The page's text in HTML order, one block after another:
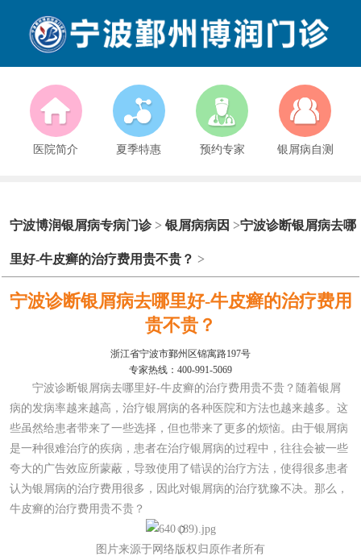
医院简介 夏季特惠 预约专家 银屑病自测
宁波博润银屑病专病门诊 > 银屑病病因 >宁波诊断银屑病去哪
里好-牛皮癣的治疗费用贵不贵？ >
宁波诊断银屑病去哪里好-牛皮癣的治疗费用
贵不贵？
浙江省宁波市鄞州区锦寓路197号
专家热线：400-991-5069
宁波诊断银屑病去哪里好-牛皮癣的治疗费用贵不贵？随着银屑
病的发病率越来越高，治疗银屑病的各种医院和方法也越来越多。这
些虽然给患者带来了一些选择，但也带来了更多的烦恼。由于银屑病
是一种很难治疗的疾病，患者在治疗银屑病的过程中，往往会被一些
夸大的广告效应所蒙蔽，导致使用了错误的治疗方法，使得很多患者
认为银屑病的治疗费用很多，因此对银屑病的治疗犹豫不决。那么，
牛皮癣的治疗费用贵不贵？
图片来源于网络版权归原作者所有